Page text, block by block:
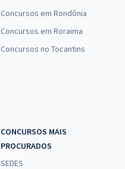
Concursos em Rondônia
Concursos em Roraima
Concursos no Tocantins
CONCURSOS MAIS
PROCURADOS
SEDES